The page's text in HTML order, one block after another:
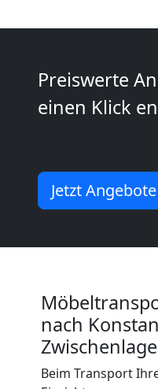
Preiswerte
einen Klick
Jetzt
nach
Beim Transport
Wolfsberg